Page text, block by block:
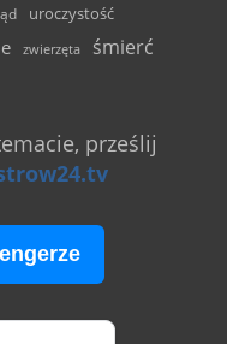
uroczystość
zwierzęta śmierć
prześlij